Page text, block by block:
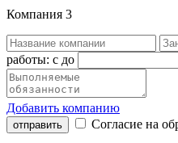
Компания 3
работы: c до
Добавить компанию
отправить Согласие на